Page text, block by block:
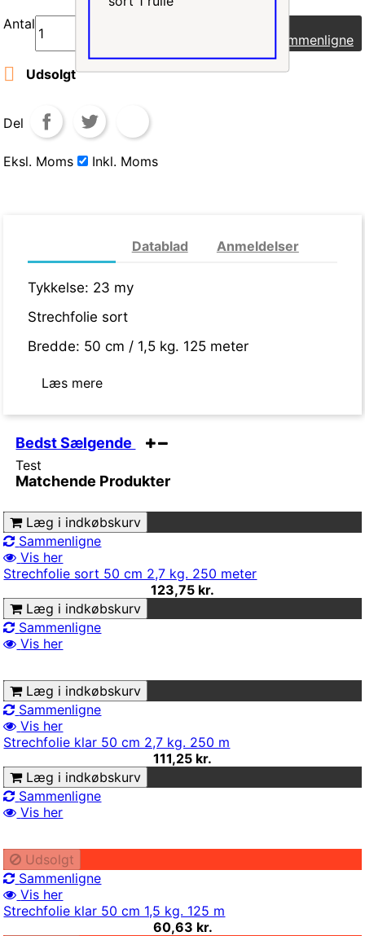
Antal
Sammenligne
 Udsolgt
Del
Eksl. Moms Inkl. Moms
Datablad Anmeldelser
Tykkelse: 23 my
Strechfolie sort
Bredde: 50 cm / 1,5 kg. 125 meter
Læs mere
Bedst Sælgende
Test
Matchende Produkter
Læg i indkøbskurv
Sammenligne
Vis her
Strechfolie sort 50 cm 2,7 kg. 250 meter
123,75 kr.
Læg i indkøbskurv
Sammenligne
Vis her
Læg i indkøbskurv
Sammenligne
Vis her
Strechfolie klar 50 cm 2,7 kg. 250 m
111,25 kr.
Læg i indkøbskurv
Sammenligne
Vis her
Udsolgt
Sammenligne
Vis her
Strechfolie klar 50 cm 1,5 kg. 125 m
60,63 kr.